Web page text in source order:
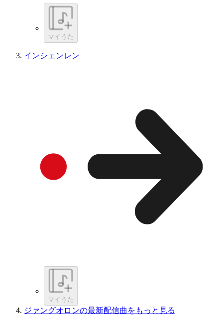
マイうた
インシェンレン
マイうた
ジァングオロンの最新配信曲をもっと見る